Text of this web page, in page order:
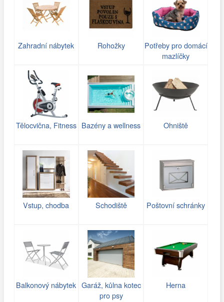
Zahradní nábytek Rohožky
Potřeby pro domácí
mazlíčky
Tělocvična, Fitness Bazény a wellness Ohniště
Vstup, chodba Schodiště Poštovní schránky
Balkonový nábytek Garáž, kůlna kotec
pro psy
Herna